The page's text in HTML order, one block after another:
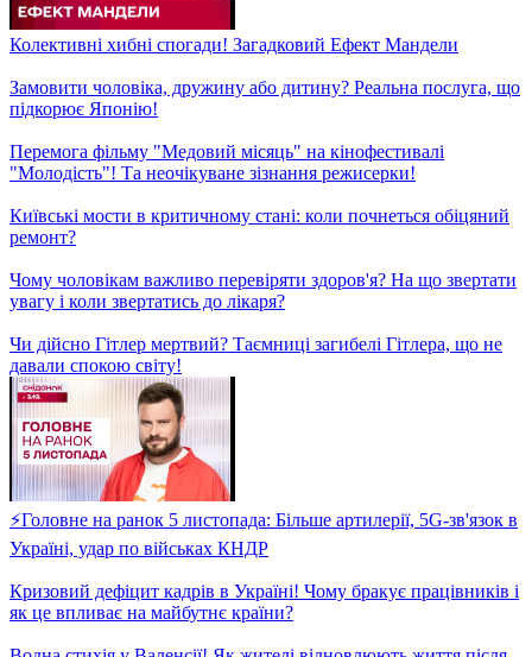
Магазини замість квартири! Чи законно перетворювати
житлові приміщення на комерційні?
в Україні! Кого можуть покарати?
Отруєння грибами з летальними наслідками! Які симптоми не
варто ігнорувати?
Скарги на неправильний час та локацію під час повітряної